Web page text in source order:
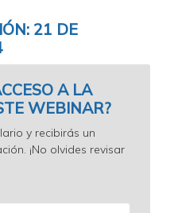
21 DE
A LA
WEBINAR?
y recibirás un
¡No olvides revisar